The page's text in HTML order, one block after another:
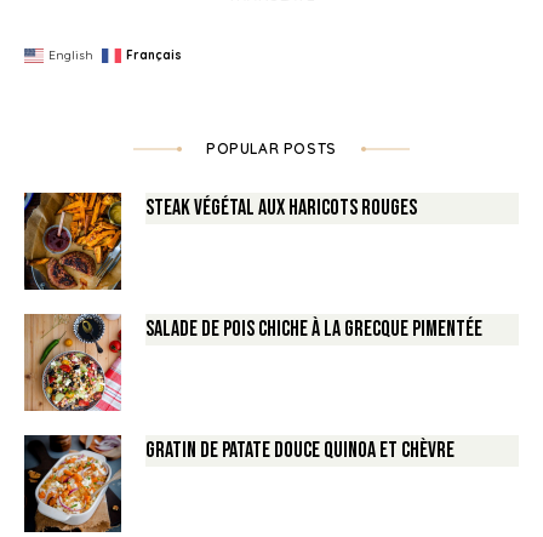
English Français
POPULAR POSTS
Steak végétal aux haricots rouges
Salade de Pois chiche à la Grecque pimentée
Gratin de Patate douce Quinoa et Chèvre